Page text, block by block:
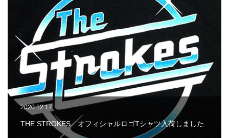
2020.12.17
THE STROKES オフィシャルロゴTシャツ入荷しました